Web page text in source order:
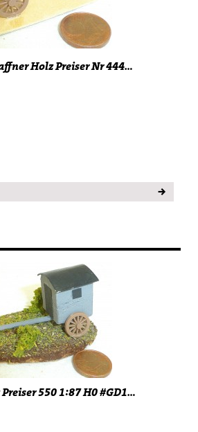
Holz Preiser Nr 444...
550 1:87 H0 #GD1...